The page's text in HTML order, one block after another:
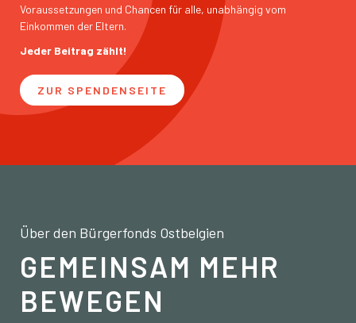
Voraussetzungen und Chancen für alle, unabhängig vom
Einkommen der Eltern.
Jeder Beitrag zählt!
ZUR SPENDENSEITE
Über den Bürgerfonds Ostbelgien
GEMEINSAM MEHR
BEWEGEN